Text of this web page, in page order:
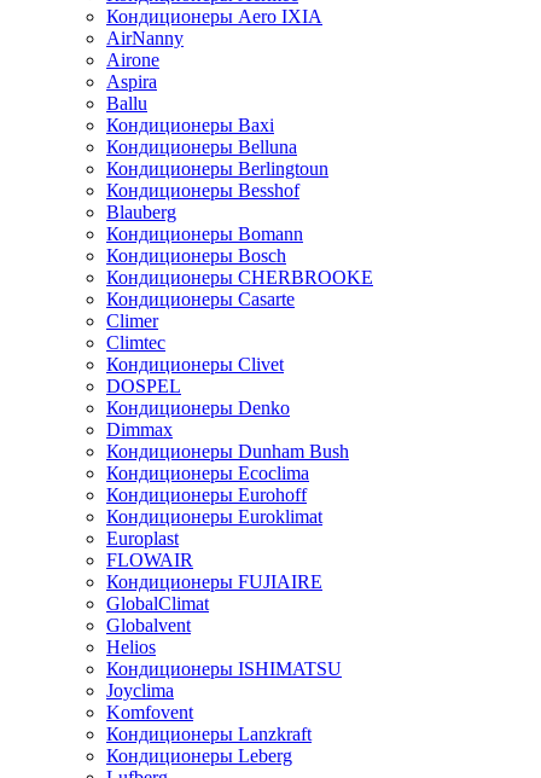
Кондиционеры Aero IXIA
AirNanny
Airone
Aspira
Ballu
Кондиционеры Baxi
Кондиционеры Belluna
Кондиционеры Berlingtoun
Кондиционеры Besshof
Blauberg
Кондиционеры Bomann
Кондиционеры Bosch
Кондиционеры CHERBROOKE
Кондиционеры Casarte
Climer
Climtec
Кондиционеры Clivet
DOSPEL
Кондиционеры Denko
Dimmax
Кондиционеры Dunham Bush
Кондиционеры Ecoclima
Кондиционеры Eurohoff
Кондиционеры Euroklimat
Europlast
FLOWAIR
Кондиционеры FUJIAIRE
GlobalClimat
Globalvent
Helios
Кондиционеры ISHIMATSU
Joyclima
Komfovent
Кондиционеры Lanzkraft
Кондиционеры Leberg